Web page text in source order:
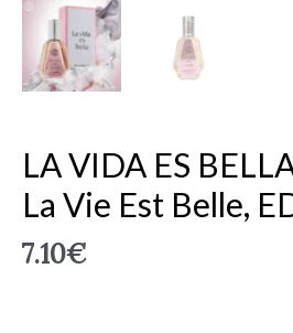
LA VIDA ES
La Vie Est Belle,
7.10€